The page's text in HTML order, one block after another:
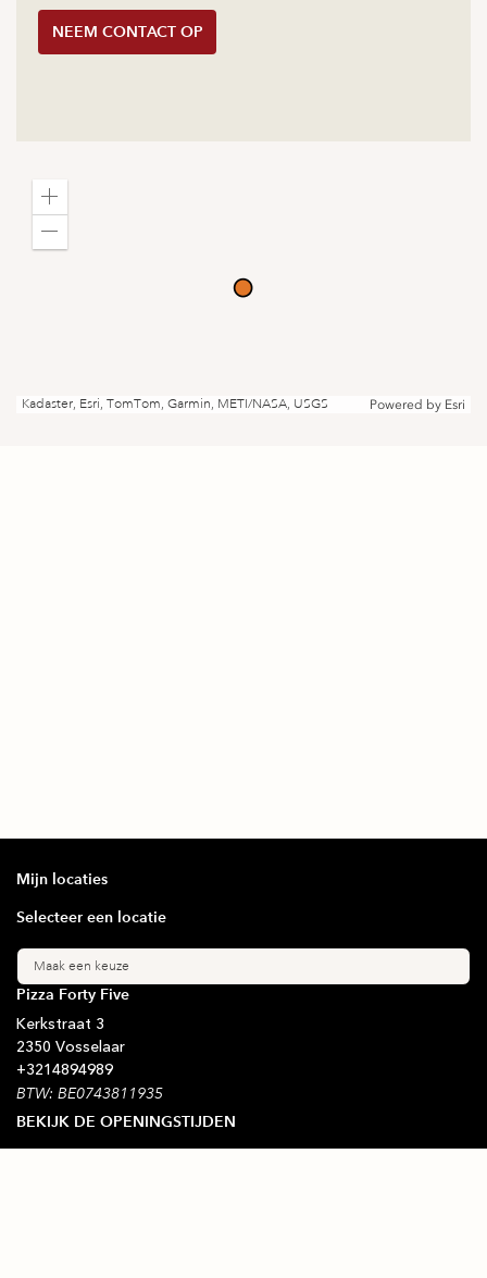
NEEM CONTACT OP
Zoom
Kadaster, Esri, TomTom, Garmin, METI/NASA, USGS Powered by Esri
Mijn locaties
Selecteer een locatie
Maak een keuze
Pizza Forty Five
Kerkstraat 3
2350 Vosselaar
+3214894989
BTW: BE0743811935
BEKIJK DE OPENINGSTIJDEN